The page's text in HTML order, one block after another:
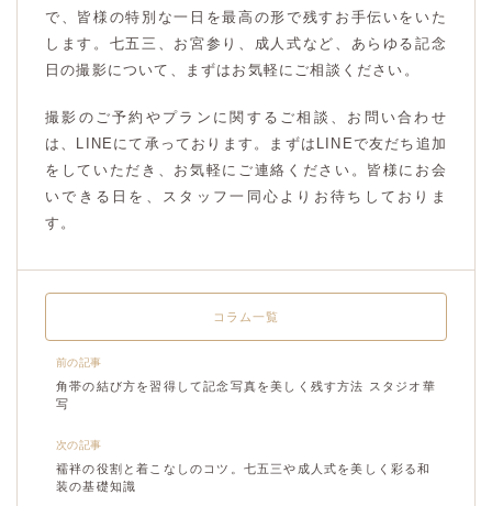
で、皆様の特別な一日を最高の形で残すお手伝いをいた
します。七五三、お宮参り、成人式など、あらゆる記念
日の撮影について、まずはお気軽にご相談ください。
撮影のご予約やプランに関するご相談、お問い合わせ
は、LINEにて承っております。まずはLINEで友だち追加
をしていただき、お気軽にご連絡ください。皆様にお会
いできる日を、スタッフ一同心よりお待ちしておりま
す。
前の記事
角帯の結び方を習得して記念写真を美しく残す方法 スタジオ華
写
コラム一覧
次の記事
襦袢の役割と着こなしのコツ。七五三や成人式を美しく彩る和
装の基礎知識